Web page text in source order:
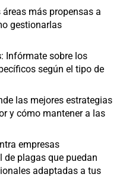
áreas más propensas a
gestionarlas
: Infórmate sobre los
según el tipo de
las mejores estrategias
y cómo mantener a las
empresas
de plagas que puedan
adaptadas a tus